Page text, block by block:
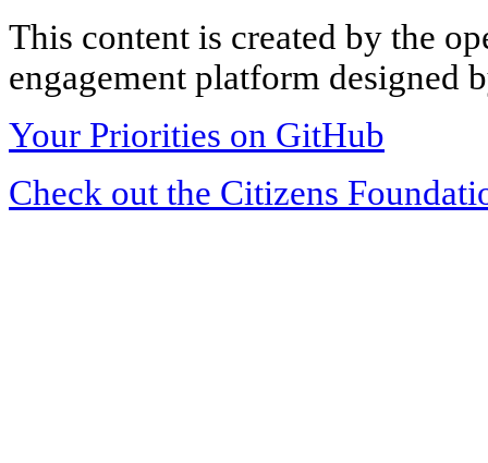
This content is created by the
engagement platform designed
Your Priorities on GitHub
Check out the Citizens